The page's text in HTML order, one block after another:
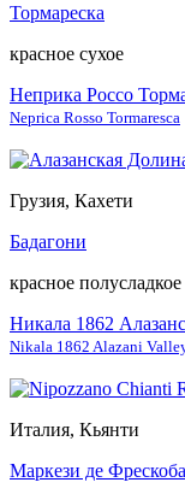
Тормареска
красное сухое
Неприка Россо
Neprica Rosso Tormaresca
Грузия, Кахети
Бадагони
красное полусладкое
Никала 1862
Nikala 1862 Alazani
Италия, Кьянти
Маркези де